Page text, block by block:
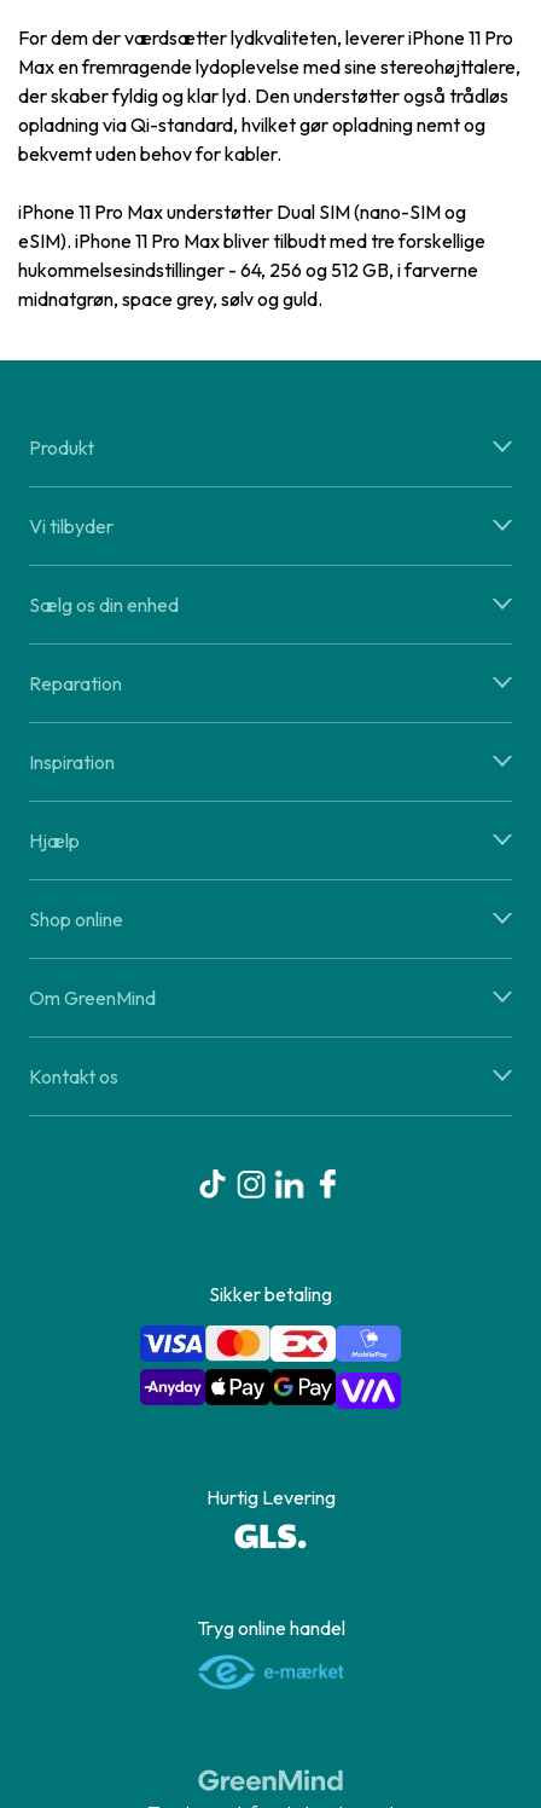
For dem der værdsætter lydkvaliteten, leverer iPhone 11 Pro
Max en fremragende lydoplevelse med sine stereohøjttalere,
der skaber fyldig og klar lyd. Den understøtter også trådløs
opladning via Qi-standard, hvilket gør opladning nemt og
bekvemt uden behov for kabler.
iPhone 11 Pro Max understøtter Dual SIM (nano-SIM og
eSIM). iPhone 11 Pro Max bliver tilbudt med tre forskellige
hukommelsesindstillinger - 64, 256 og 512 GB, i farverne
midnatgrøn, space grey, sølv og guld.
Produkt
Vi tilbyder
Sælg os din enhed
Reparation
Inspiration
Hjælp
Shop online
Om GreenMind
Kontakt os
Sikker betaling
Hurtig Levering
Tryg online handel